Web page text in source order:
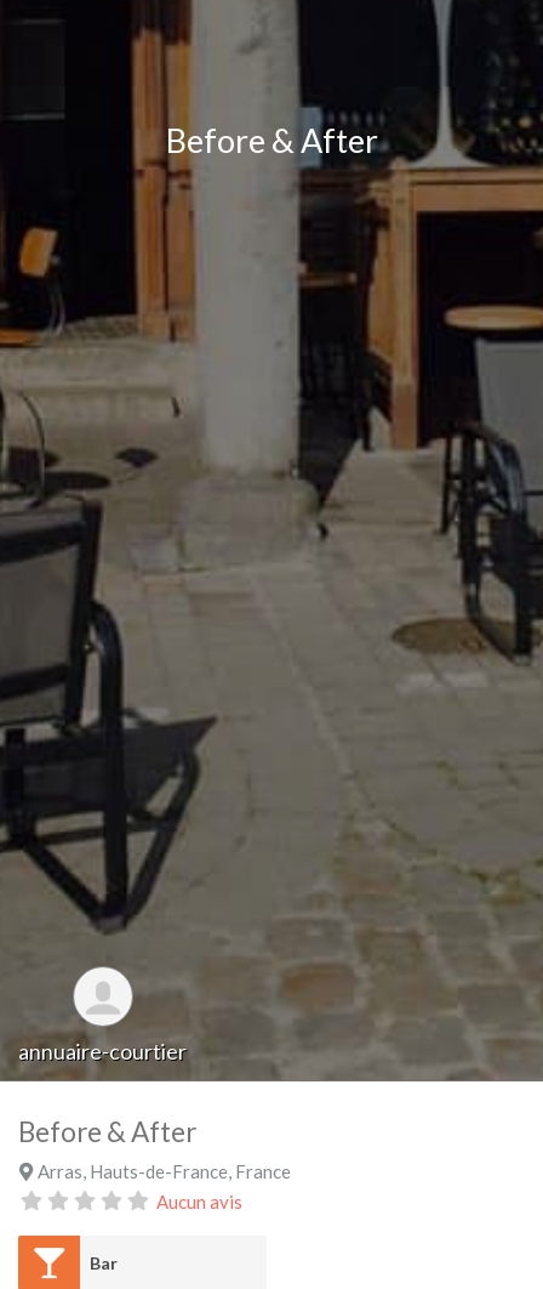
Before & After
annuaire-courtier
Before & After
Arras Hauts-de-France France
Aucun avis
Bar